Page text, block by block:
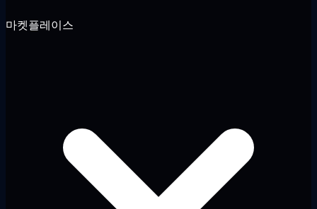
마켓플레이스